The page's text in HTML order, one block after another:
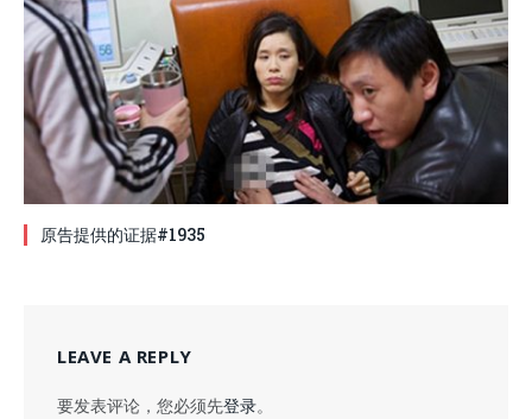
原告提供的证据#1935
LEAVE A REPLY
要发表评论，您必须先登录。